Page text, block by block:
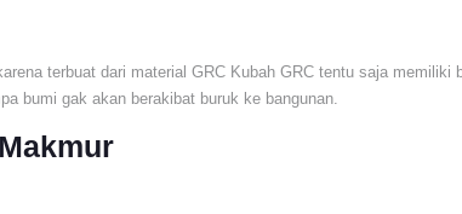
terbuat dari material GRC Kubah GRC tentu saja memiliki
bumi gak akan berakibat buruk ke bangunan.